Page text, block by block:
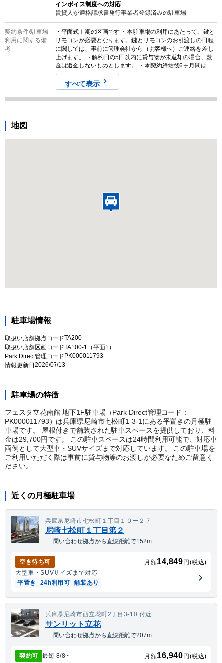
インボイス制度への対応
賃貸人が適格請求書発行事業者登録済みの駐車場
契約条件/駐車場
利用に関する備
考
・平面式Ⅰ期の区画です ・本駐車場の利用にあたって、鍵と
リモコンが必要となります。鍵とリモコンのお引渡しの日程
に関しては、事前に管理会社から（お客様へ）ご連絡を差し
上げます。 ・解約日の5日以内に貸与物が未返却の場合、敷
金は返金しないものとします。 ・本契約締結後6ヶ月間は本
契約を解約することができないものとします。但し、本契約
締結後6ヶ月以内の解約を希望する場合、契約終了日から当該
6ヶ月が経過する期間までの月額賃料に対応する違約金を支払
うことを条件に解約できるものとします。なお、解約につい
ヶ月が経過する期間までの月額賃料に対応する違約金を支払
すべて表示
地図
駐車場情報
取扱い店舗拠点コードTA200
取扱い店舗区画コードTA100-1（平面1）
Park Direct管理コードPK000011793
情報更新日2026/07/13
駐車場の特徴
フェスタ立花南館 地下1F駐車場（Park Direct管理コード：
PK000011793）は兵庫県尼崎市七松町1-3-1にある平置きの月極駐
車場です。 屋根付きで舗装された駐車スペースを提供しており、料
金は29,700円です。 この駐車スペースは24時間利用可能で、対応車
両例として大型車・SUVサイズまで対応しています。 この駐車場を
ご利用いただく際は事前に貸与物等のお渡しが必要なためご留意く
ださい。
近くの月極駐車場
兵庫県尼崎市七松町１丁目１０ー２７
尼崎七松町１丁目第２
問い合わせ拠点から直線距離で152m
空き待ち可 月額14,849円(税込)
大型車・SUVサイズまで対応
平置き
24h利用可 舗装あり
兵庫県尼崎市西立花町2丁目3-10 付近
サンリット立花
問い合わせ拠点から直線距離で207m
契約可 最短 8/8~ 月額16,940円(税込)